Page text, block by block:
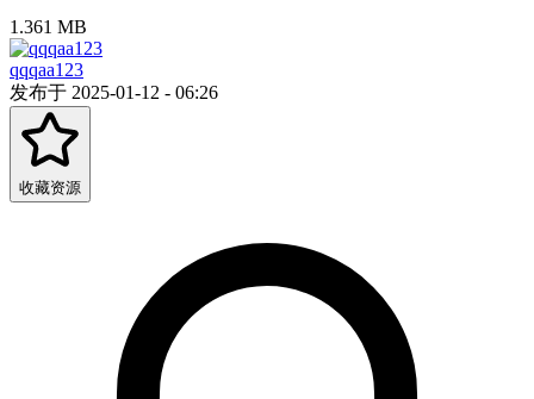
1.361 MB
qqqaa123
发布于 2025-01-12 - 06:26
收藏资源